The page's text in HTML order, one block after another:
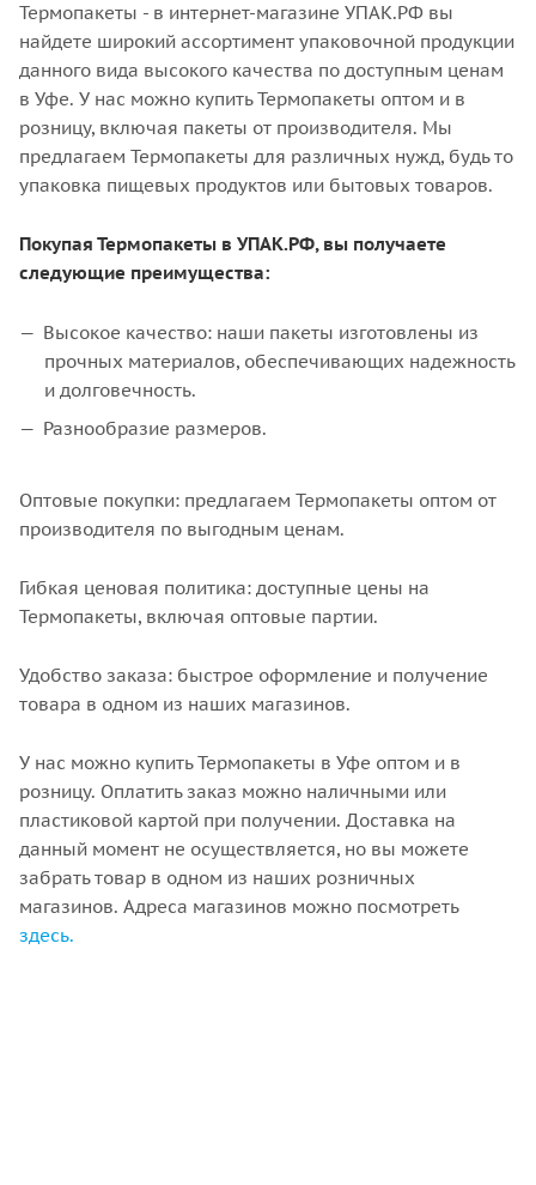
Термопакеты - в интернет-магазине УПАК.РФ вы
найдете широкий ассортимент упаковочной продукции
данного вида высокого качества по доступным ценам
в Уфе. У нас можно купить Термопакеты оптом и в
розницу, включая пакеты от производителя. Мы
предлагаем Термопакеты для различных нужд, будь то
упаковка пищевых продуктов или бытовых товаров.
Покупая Термопакеты в УПАК.РФ, вы получаете
следующие преимущества:
Высокое качество: наши пакеты изготовлены из
прочных материалов, обеспечивающих надежность
и долговечность.
Разнообразие размеров.
Оптовые покупки: предлагаем Термопакеты оптом от
производителя по выгодным ценам.
Гибкая ценовая политика: доступные цены на
Термопакеты, включая оптовые партии.
Удобство заказа: быстрое оформление и получение
товара в одном из наших магазинов.
У нас можно купить Термопакеты в Уфе оптом и в
розницу. Оплатить заказ можно наличными или
пластиковой картой при получении. Доставка на
данный момент не осуществляется, но вы можете
забрать товар в одном из наших розничных
магазинов. Адреса магазинов можно посмотреть
здесь.